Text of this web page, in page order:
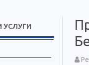
УСЛУГИ